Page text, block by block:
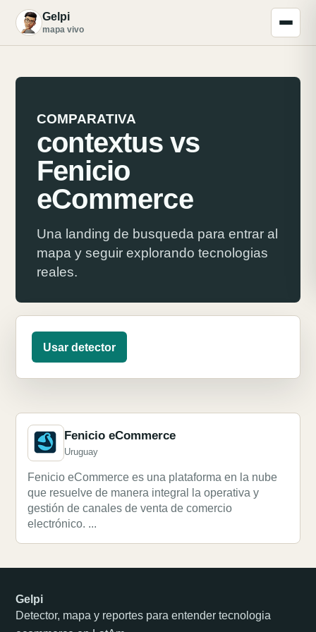
G Gelpi
mapa vivo
COMPARATIVA
contextus vs
Fenicio
eCommerce
Una landing de busqueda para entrar al
mapa y seguir explorando tecnologias
reales.
Usar detector
Fenicio eCommerce
Uruguay
Fenicio eCommerce es una plataforma en la nube
que resuelve de manera integral la operativa y
gestión de canales de venta de comercio
electrónico. ...
Gelpi
Detector, mapa y reportes para entender tecnologia